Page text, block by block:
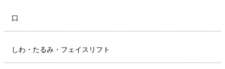
口
しわ・たるみ・フェイスリフト